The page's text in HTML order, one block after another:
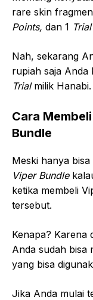
rare skin
Points, dan 1
Nah, sekarang
rupiah saja Anda
Trial milik Hanabi.
Cara
Bundle
Meski hanya
Viper Bundle
ketika membeli
tersebut.
Kenapa? Karena
Anda sudah bisa
yang bisa
Jika Anda mulai